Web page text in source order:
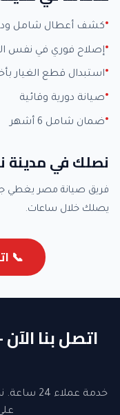
كشف أعطال شامل
إصلاح فوري في نفس
استبدال قطع الغيار
صيانة دورية وقائية
ضمان شامل 6 أشهر
نصلك في مدينة
فريق صيانة مصر يغطي
يصلك خلال ساعات.
📞 اتصل:
اتصل بنا
خدمة